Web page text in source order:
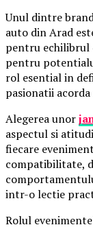
Unul dintre
auto din Arad
pentru echilibrul
pentru
rol esential in
pasionatii
Alegerea unor
aspectul si
fiecare
compatibilitate,
intr-o lectie
Rolul